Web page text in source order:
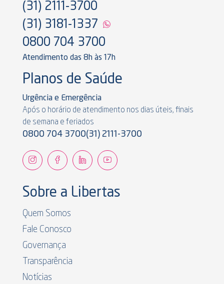
(31) 2111-3700
(31) 3181-1337
0800 704 3700
Atendimento das 8h às 17h
Planos de Saúde
Urgência e Emergência
Após o horário de atendimento nos dias úteis, finais
de semana e feriados
0800 704 3700(31) 2111-3700
Sobre a Libertas
Quem Somos
Fale Conosco
Governança
Transparência
Notícias